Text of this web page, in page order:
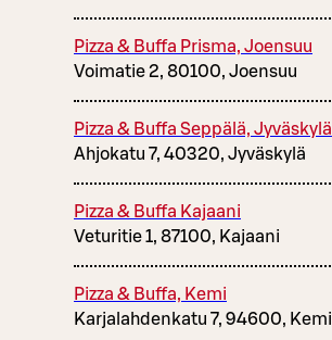
Pizza & Buffa Prisma, Joensuu
Voimatie 2, 80100, Joensuu
Pizza & Buffa Seppälä, Jyväskylä
Ahjokatu 7, 40320, Jyväskylä
Pizza & Buffa Kajaani
Veturitie 1, 87100, Kajaani
Pizza & Buffa, Kemi
Karjalahdenkatu 7, 94600, Kemi